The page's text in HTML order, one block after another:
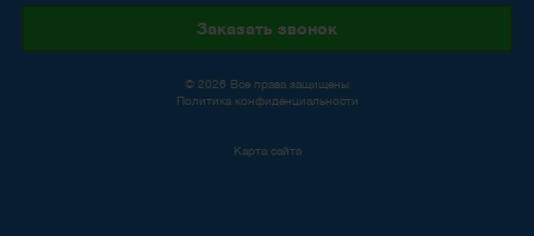
Заказать звонок
© 2026 Все права защищены
Политика конфиденциальности
Карта сайта